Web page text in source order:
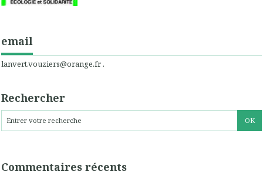
email
lanvert.vouziers@orange.fr .
Rechercher
Commentaires récents